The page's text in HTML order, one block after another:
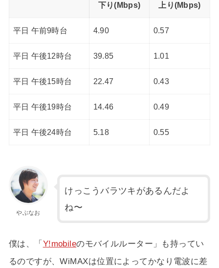
下り(Mbps) 上り(Mbps)
平日 午前9時台 4.90 0.57
平日 午後12時台 39.85 1.01
平日 午後15時台 22.47 0.43
平日 午後19時台 14.46 0.49
平日 午後24時台 5.18 0.55
やぶなお
けっこうバラツキがあるんだよ
ね〜
僕は、「 Y!mobileのモバイルルーター」も持ってい
るのですが、WiMAXは位置によってかなり電波に差